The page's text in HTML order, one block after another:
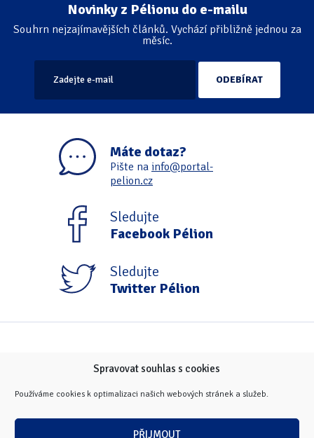
Spravovat souhlas s cookies
Používáme cookies k optimalizaci našich webových stránek a služeb.
PŘIJMOUT
Stránkování
Novinky z Pélionu do e-mailu
Souhrn nejzajímavějších článků. Vychází přibližně jednou za
měsíc.
Máte dotaz?
Pište na info@portal-
pelion.cz
Sledujte
Facebook Pélion
Sledujte
Twitter Pélion